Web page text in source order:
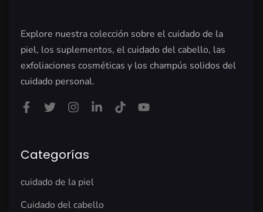
Explore nuestra colección sobre el cuidado de la
piel, los suplementos, el cuidado del cabello, las
exfoliaciones cosméticas y los champús solidos del
cuidado personal.
Categorías
cuidado de la piel
Cuidado del cabello